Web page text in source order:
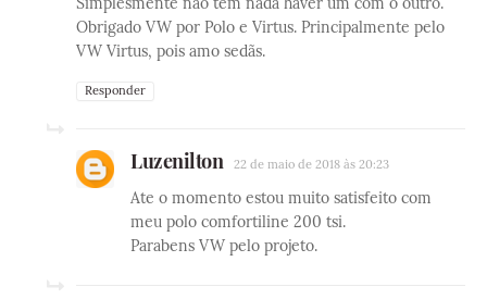
Obrigado VW por Polo e Virtus. Principalmente pelo
VW Virtus, pois amo sedãs.
Responder
Luzenilton 22 de maio de 2018 às 20:23
Ate o momento estou muito satisfeito com
meu polo comfortiline 200 tsi.
Parabens VW pelo projeto.